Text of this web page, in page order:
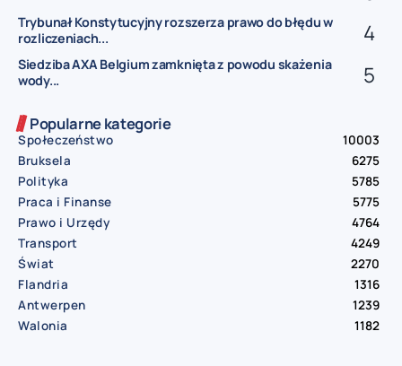
Trybunał Konstytucyjny rozszerza prawo do błędu w
rozliczeniach...
Siedziba AXA Belgium zamknięta z powodu skażenia
wody...
Popularne kategorie
Społeczeństwo
10003
Bruksela
6275
Polityka
5785
Praca i Finanse
5775
Prawo i Urzędy
4764
Transport
4249
Świat
2270
Flandria
1316
Antwerpen
1239
Walonia
1182